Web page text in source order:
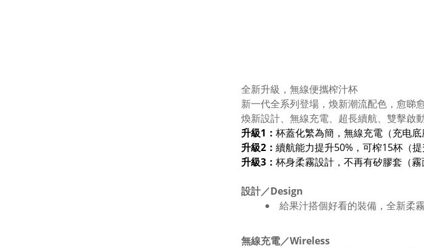
全新升級，無線便攜榨汁杯
新一代全系列登場，煥新潮流配色，愈睇
煥新設計、無線充電、超長續航、雙擊啟
升級1： 杯蓋化繁為簡，無線充電（充电底
升級2： 續航能力提升50%，可榨15杯（提
升級3： 杯身柔霧設計，不再有矽膠套（霧
設計／Design
給果汁搭個好看的裝備，全新柔
無線充電／Wireless